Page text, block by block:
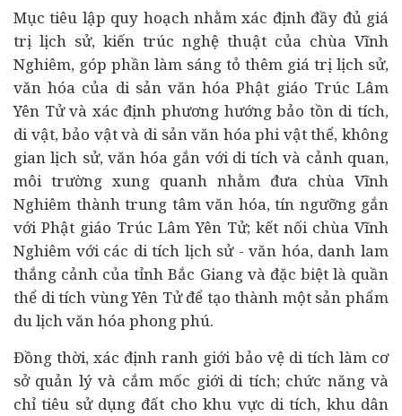
Mục tiêu lập quy hoạch nhằm xác định đầy đủ giá
trị lịch sử, kiến trúc nghệ thuật của chùa Vĩnh
Nghiêm, góp phần làm sáng tỏ thêm giá trị lịch sử,
văn hóa của di sản văn hóa Phật giáo Trúc Lâm
Yên Tử và xác định phương hướng bảo tồn di tích,
di vật, bảo vật và di sản văn hóa phi vật thể, không
gian lịch sử, văn hóa gắn với di tích và cảnh quan,
môi trường xung quanh nhằm đưa chùa Vĩnh
Nghiêm thành trung tâm văn hóa, tín ngưỡng gắn
với Phật giáo Trúc Lâm Yên Tử; kết nối chùa Vĩnh
Nghiêm với các di tích lịch sử - văn hóa, danh lam
thắng cảnh của tỉnh Bắc Giang và đặc biệt là quần
thể di tích vùng Yên Tử để tạo thành một sản phẩm
du lịch văn hóa phong phú.
Đồng thời, xác định ranh giới bảo vệ di tích làm cơ
sở quản lý và cắm mốc giới di tích; chức năng và
chỉ tiêu sử dụng đất cho khu vực di tích, khu dân